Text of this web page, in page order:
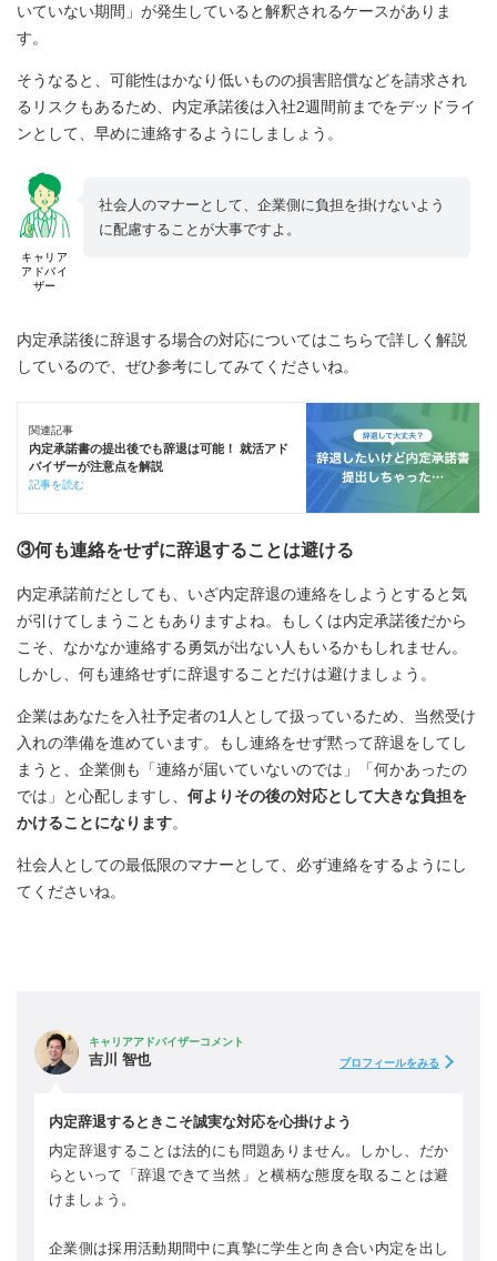
いていない期間」が発生していると解釈されるケースがありま
す。
そうなると、可能性はかなり低いものの損害賠償などを請求され
るリスクもあるため、内定承諾後は入社2週間前までをデッドライ
ンとして、早めに連絡するようにしましょう。
キャリア
アドバイ
ザー
社会人のマナーとして、企業側に負担を掛けないよう
に配慮することが大事ですよ。
内定承諾後に辞退する場合の対応についてはこちらで詳しく解説
しているので、ぜひ参考にしてみてくださいね。
関連記事
内定承諾書の提出後でも辞退は可能！ 就活アド
バイザーが注意点を解説
記事を読む
③何も連絡をせずに辞退することは避ける
内定承諾前だとしても、いざ内定辞退の連絡をしようとすると気
が引けてしまうこともありますよね。もしくは内定承諾後だから
こそ、なかなか連絡する勇気が出ない人もいるかもしれません。
しかし、何も連絡せずに辞退することだけは避けましょう。
企業はあなたを入社予定者の1人として扱っているため、当然受け
入れの準備を進めています。もし連絡をせず黙って辞退をしてし
まうと、企業側も「連絡が届いていないのでは」「何かあったの
では」と心配しますし、 何よりその後の対応として大きな負担を
かけることになります。
社会人としての最低限のマナーとして、必ず連絡をするようにし
てくださいね。
キャリアアドバイザーコメント
吉川 智也 プロフィールをみる
内定辞退するときこそ誠実な対応を心掛けよう
内定辞退することは法的にも問題ありません。しかし、だか
らといって「辞退できて当然」と横柄な態度を取ることは避
けましょう。
企業側は採用活動期間中に真摯に学生と向き合い内定を出し